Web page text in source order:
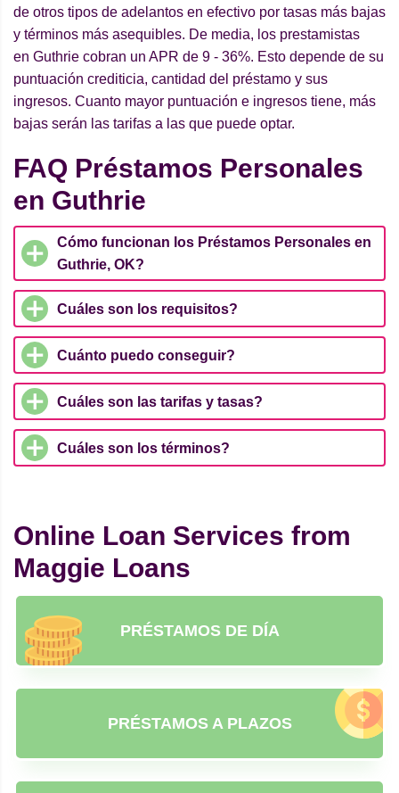
de otros tipos de adelantos en efectivo por tasas más bajas
y términos más asequibles. De media, los prestamistas
en Guthrie cobran un APR de 9 - 36%. Esto depende de su
puntuación crediticia, cantidad del préstamo y sus
ingresos. Cuanto mayor puntuación e ingresos tiene, más
bajas serán las tarifas a las que puede optar.
FAQ Préstamos Personales
en Guthrie
Cómo funcionan los Préstamos Personales en
Guthrie, OK?
Cuáles son los requisitos?
Cuánto puedo conseguir?
Cuáles son las tarifas y tasas?
Cuáles son los términos?
Online Loan Services from
Maggie Loans
PRÉSTAMOS DE DÍA
PRÉSTAMOS A PLAZOS